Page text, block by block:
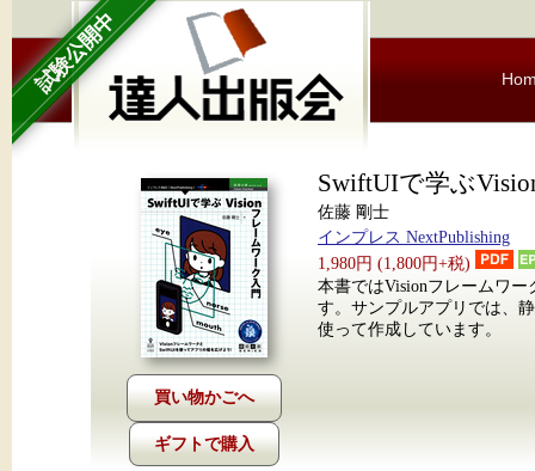
試験公開中
ギフトで購入
SwiftUIで学ぶ
佐藤 剛士
インプレス NextPublishing
1,980円 (1,800円+税)
本書ではVisionフレームワ
す。サンプルアプリでは、
使って作成しています。